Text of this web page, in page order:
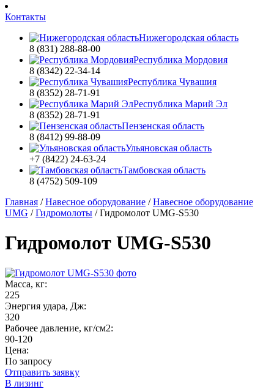
Контакты
Нижегородская область
8 (831) 288-88-00
Республика Мордовия
8 (8342) 22-34-14
Республика Чувашия
8 (8352) 28-71-91
Республика Марий Эл
8 (8352) 28-71-91
Пензенская область
8 (8412) 99-88-09
Ульяновская область
+7 (8422) 24-63-24
Тамбовская область
8 (4752) 509-109
Главная /Навесное оборудование /Навесное оборудование
UMG /Гидромолоты /Гидромолот UMG-S530
Гидромолот UMG-S530
Масса, кг:
225
Энергия удара, Дж:
320
Рабочее давление, кг/см2:
90-120
Цена:
По запросу
Отправить заявку
В лизинг